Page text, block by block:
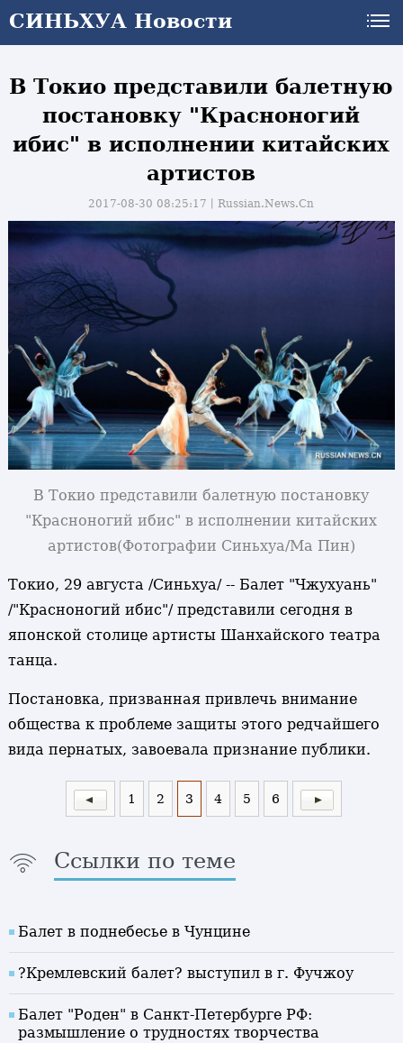
СИНЬХУА Новости
В Токио представили балетную
постановку "Красноногий
ибис" в исполнении китайских
артистов
2017-08-30 08:25:17丨Russian.News.Cn
В Токио представили балетную постановку
"Красноногий ибис" в исполнении китайских
артистов(Фотографии Синьхуа/Ма Пин)
Токио, 29 августа /Синьхуа/ -- Балет "Чжухуань"
/"Красноногий ибис"/ представили сегодня в
японской столице артисты Шанхайского театра
танца.
Постановка, призванная привлечь внимание
общества к проблеме защиты этого редчайшего
вида пернатых, завоевала признание публики.
1 2 3 4 5 6
Ссылки по теме
Балет в поднебесье в Чунцине
?Кремлевский балет? выступил в г. Фучжоу
Балет "Роден" в Санкт-Петербурге РФ:
размышление о трудностях творчества